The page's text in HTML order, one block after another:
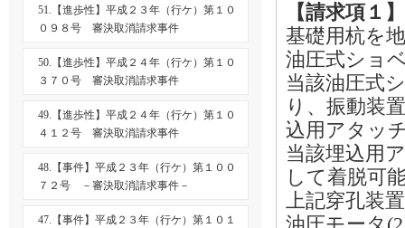
【請求項１
基礎用杭を
油圧式ショ
当該油圧式
り、振動装
込用アタッ
当該埋込用
して着脱可
上記穿孔装
51.【進歩性】平成２３年（行ケ）第１０
０９８号 審決取消請求事件
50.【進歩性】平成２４年（行ケ）第１０
３７０号 審決取消請求事件
49.【進歩性】平成２４年（行ケ）第１０
４１２号 審決取消請求事件
48.【事件】平成２３年（行ケ）第１００
７２号 －審決取消請求事件－
47.【事件】平成２３年（行ケ）第１０１